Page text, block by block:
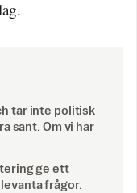
tar inte politisk
sant. Om vi har
ge ett
frågor.